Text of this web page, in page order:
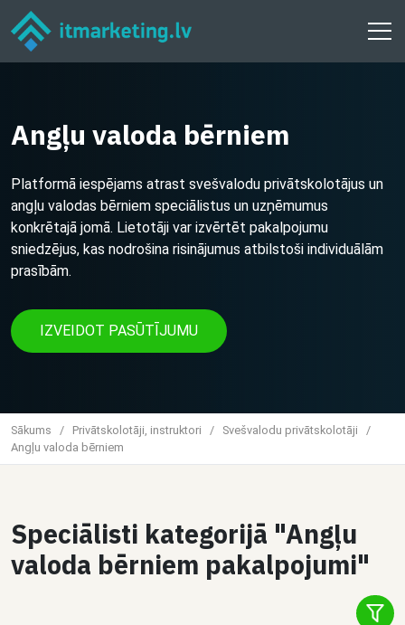
Angļu valoda bērniem
Platformā iespējams atrast svešvalodu privātskolotājus un
angļu valodas bērniem speciālistus un uzņēmumus
konkrētajā jomā. Lietotāji var izvērtēt pakalpojumu
sniedzējus, kas nodrošina risinājumus atbilstoši individuālām
prasībām.
IZVEIDOT PASŪTĪJUMU
Sākums / Privātskolotāji, instruktori / Svešvalodu privātskolotāji
/
Angļu valoda bērniem
Speciālisti kategorijā "Angļu
valoda bērniem pakalpojumi"